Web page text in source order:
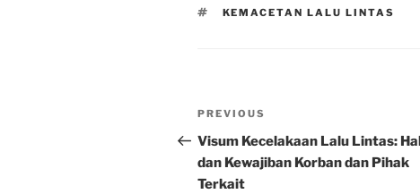
TAGS
KEMACETAN LALU LINTAS
Post
navigation
Previous
Post
PREVIOUS
Visum Kecelakaan Lalu Lintas:
dan Kewajiban Korban dan Pihak
Terkait